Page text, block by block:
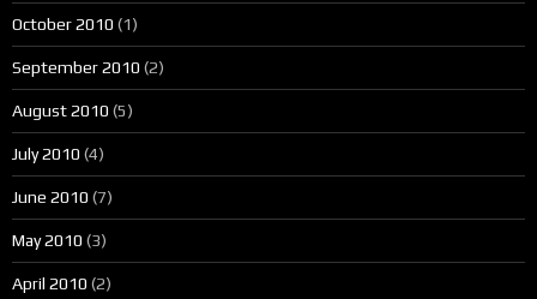
October 2010 (1)
September 2010 (2)
August 2010 (5)
July 2010 (4)
June 2010 (7)
May 2010 (3)
April 2010 (2)